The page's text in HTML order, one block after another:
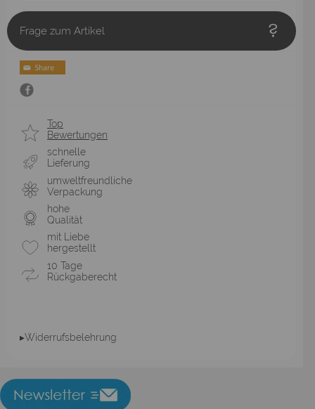
Frage zum Artikel
Top
Bewertungen
schnelle
Lieferung
umweltfreundliche
Verpackung
hohe
Qualität
mit Liebe
hergestellt
10 Tage
Rückgaberecht
▸Widerrufsbelehrung